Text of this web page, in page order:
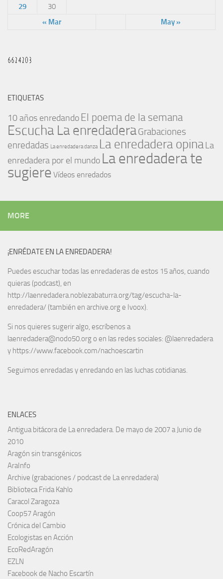
« Mar May »
29
30
ETIQUETAS
10 años enredando El poema de la semana
Escucha La enredaderaGrabaciones
enredadas La enredadera danza La enredadera opina La
enredadera por el mundo La enredadera te
sugiere Vídeos enredados
MORE
¡ENRÉDATE EN LA ENREDADERA!
Puedes escuchar todas las enredaderas de estos 15 años, cuando
quieras (podcast), en
http://laenredadera.noblezabaturra.org/tag/escucha-la-
enredadera/ (también en archive.org e Ivoox).
Si nos quieres sugerir algo, escríbenos a
laenredadera@nodo50.org o en las redes sociales: @laenredadera
y https://www.facebook.com/nachoescartin
Seguimos enredadas y enredando en las luchas cotidianas.
ENLACES
Antigua bitácora de La enredadera. De mayo de 2007 a Junio de
2010
Aragón sin transgénicos
AraInfo
Archive (grabaciones / podcast de La enredadera)
Biblioteca Frida Kahlo
Caracol Zaragoza
Coop57 Aragón
Crónica del Cambio
Ecologistas en Acción
EcoRedAragón
EZLN
Facebook de Nacho Escartín